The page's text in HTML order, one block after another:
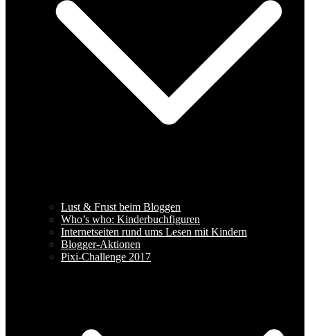
Lust & Frust beim Bloggen
Who’s who: Kinderbuchfiguren
Internetseiten rund ums Lesen mit Kindern
Blogger-Aktionen
Pixi-Challenge 2017